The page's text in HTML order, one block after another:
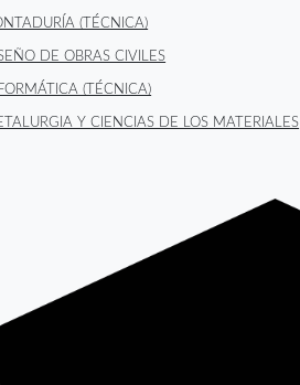
(TÉCNICA)
DE OBRAS CIVILES
(TÉCNICA)
Y CIENCIAS DE LOS MATERIALES